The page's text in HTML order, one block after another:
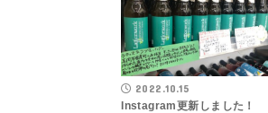
2022.10.15
Instagram更新しました！